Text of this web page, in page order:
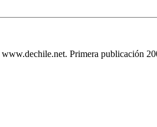
www.dechile.net. Primera publicación